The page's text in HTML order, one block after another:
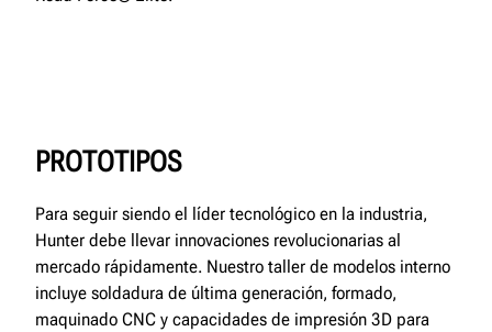
PROTOTIPOS
Para seguir siendo el líder tecnológico en la industria,
Hunter debe llevar innovaciones revolucionarias al
mercado rápidamente. Nuestro taller de modelos interno
incluye soldadura de última generación, formado,
maquinado CNC y capacidades de impresión 3D para